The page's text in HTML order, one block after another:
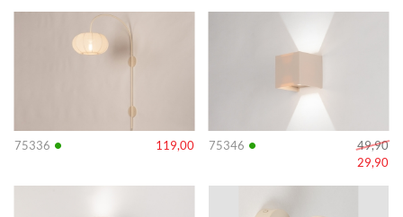
75336 • 119,00
Info
75346 •
49,90
29,90
Info
Info Info